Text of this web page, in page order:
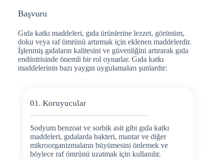
Başvuru
Gıda katkı maddeleri, gıda ürünlerine lezzet, görünüm,
doku veya raf ömrünü artırmak için eklenen maddelerdir.
İşlenmiş gıdaların kalitesini ve güvenliğini artırarak gıda
endüstrisinde önemli bir rol oynarlar. Gıda katkı
maddelerinin bazı yaygın uygulamaları şunlardır:
01. Koruyucular
Sodyum benzoat ve sorbik asit gibi gıda katkı
maddeleri, gıdalarda bakteri, mantar ve diğer
mikroorganizmaların büyümesini önlemek ve
böylece raf ömrünü uzatmak için kullanılır.